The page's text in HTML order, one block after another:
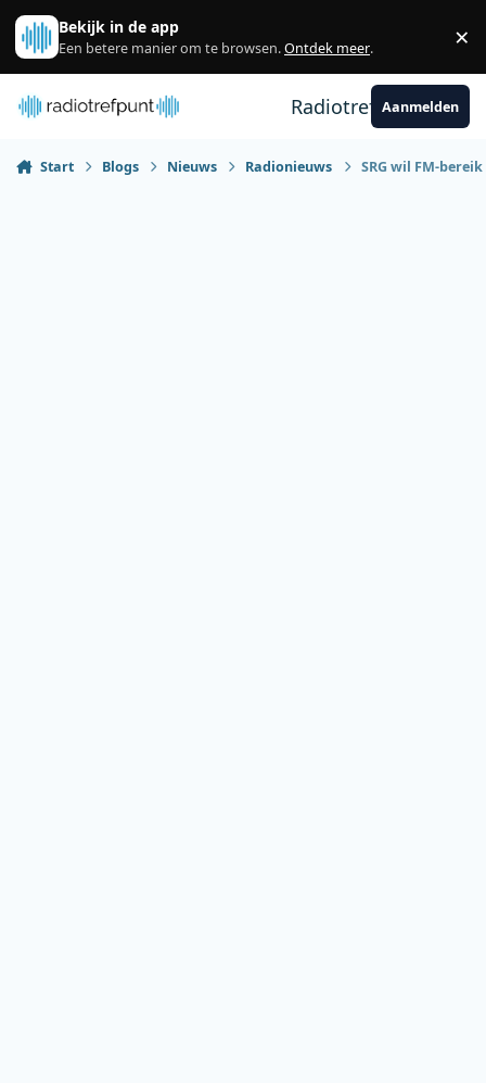
Spring naar bijdragen
Bekijk in de app
Een betere manier om te browsen.Ontdek meer. ×
RadiotrefpuntAanmelden
Start Blogs Nieuws Radionieuws SRG wil FM-